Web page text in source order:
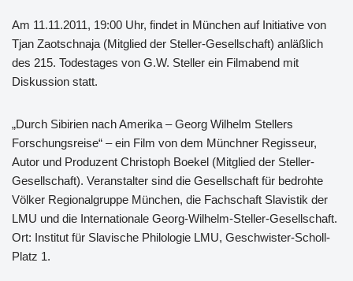
Am 11.11.2011, 19:00 Uhr, findet in München auf Initiative von
Tjan Zaotschnaja (Mitglied der Steller-Gesellschaft) anläßlich
des 215. Todestages von G.W. Steller ein Filmabend mit
Diskussion statt.
„Durch Sibirien nach Amerika – Georg Wilhelm Stellers
Forschungsreise“ – ein Film von dem Münchner Regisseur,
Autor und Produzent Christoph Boekel (Mitglied der Steller-
Gesellschaft). Veranstalter sind die Gesellschaft für bedrohte
Völker Regionalgruppe München, die Fachschaft Slavistik der
LMU und die Internationale Georg-Wilhelm-Steller-Gesellschaft.
Ort: Institut für Slavische Philologie LMU, Geschwister-Scholl-
Platz 1.